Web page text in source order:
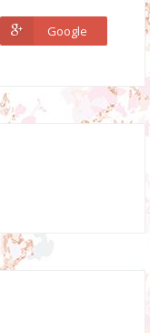
Google